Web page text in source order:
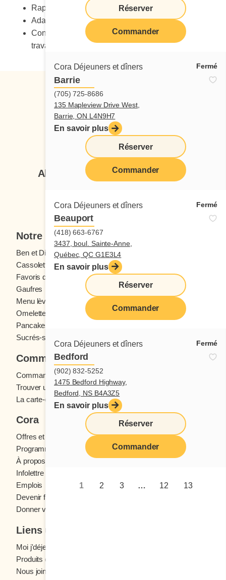
Réserver
Commander
Cora Déjeuners et dîners Fermé
Barrie
(705) 725-8686
135 Mapleview Drive West,
Barrie, ON L4N9H7
En savoir plus
Réserver
Commander
Cora Déjeuners et dîners Fermé
Beauport
(418) 663-6767
3437, boul. Sainte-Anne,
Québec, QC G1E3L4
En savoir plus
Réserver
Commander
Cora Déjeuners et dîners Fermé
Bedford
(902) 832-5252
1475 Bedford Highway,
Bedford, NS B4A3Z5
En savoir plus
Réserver
Commander
1 2 3 … 12 13
Rapidité
Adaptabilité au changement
Connaissance des normes de santé et sécurité au
travail
Suivez-nous
Abonnez-vous à notre infolettre
Notre menu
Ben et Dictine
Boissons
Cassolettes
Crêpes
Favoris des ados
Fruits frais
Gaufres
Menu enfants
Menu lève-tôt
Omelettes et Crêpomelettes
Pain doré
Pancakes
Sucrés-salés
Commander
Commande en ligne
Trouver un restaurant
La carte-cadeau Cora
Cora
Offres et concours
Programme fidélité Cora
À propos des restaurants Cora
Infolettre Cora
Emplois
Devenir franchisé
Donner votre avis
Liens utiles
Moi j'déjeune (Blogue)
Produits d'épicerie
Nous joindre